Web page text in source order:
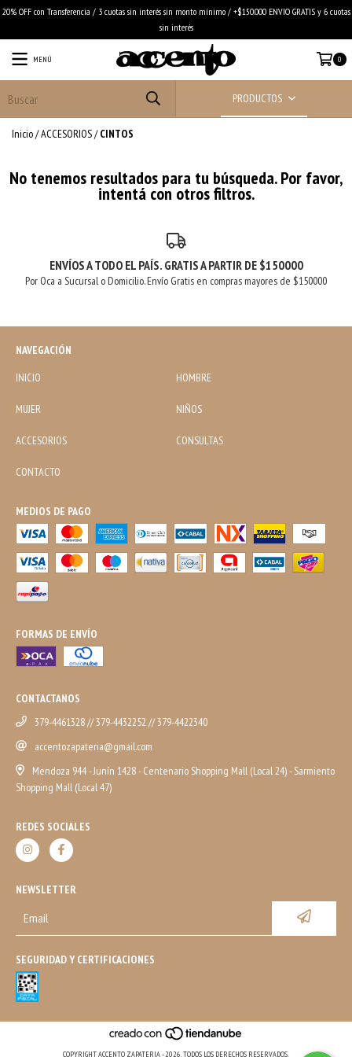
20% OFF con Transferencia / 3 cuotas sin interés sin monto mínimo / +$150.000 ENVIO GRATIS y 6 cuotas
sin interés
MENÚ 0
PRODUCTOS
Inicio/ACCESORIOS/ CINTOS
No tenemos resultados para tu búsqueda. Por favor,
intentá con otros filtros.
ENVÍOS A TODO EL PAÍS. GRATIS A PARTIR DE $150000
Por Oca a Sucursal o Domicilio. Envío Gratis en compras mayores de $150000
NAVEGACIÓN
INICIO
HOMBRE
MUJER NIÑOS
ACCESORIOS CONSULTAS
CONTACTO
MEDIOS DE PAGO
FORMAS DE ENVÍO
CONTACTANOS
379-4461328 // 379-4432252 // 379-4422340
accentozapateria@gmail.com
Mendoza 944 - Junín 1428 - Centenario Shopping Mall (Local 24) - Sarmiento
Shopping Mall (Local 47)
REDES SOCIALES
NEWSLETTER
SEGURIDAD Y CERTIFICACIONES
COPYRIGHT ACCENTO ZAPATERIA - 2026. TODOS LOS DERECHOS RESERVADOS.